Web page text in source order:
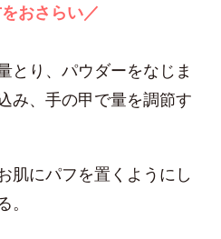
おさらい／
り、パウダーをなじま
み、手の甲で量を調節す
にパフを置くようにし